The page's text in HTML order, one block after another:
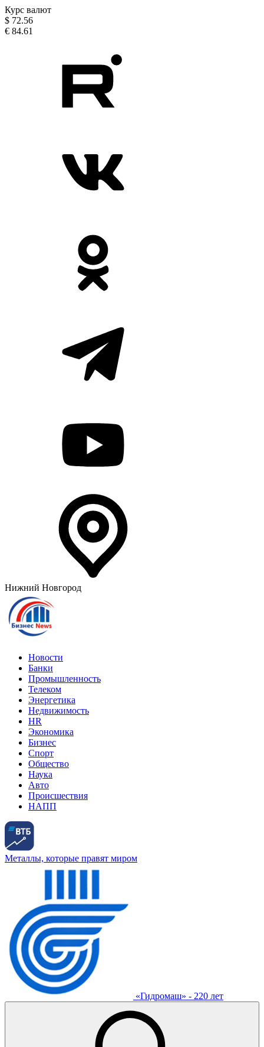
Курс валют
$ 72.56
€ 84.61
Нижний Новгород
Новости
Банки
Промышленность
Телеком
Энергетика
Недвижимость
HR
Экономика
Бизнес
Спорт
Общество
Наука
Авто
Происшествия
НАПП
Металлы, которые правят миром
«Гидромаш» - 220 лет